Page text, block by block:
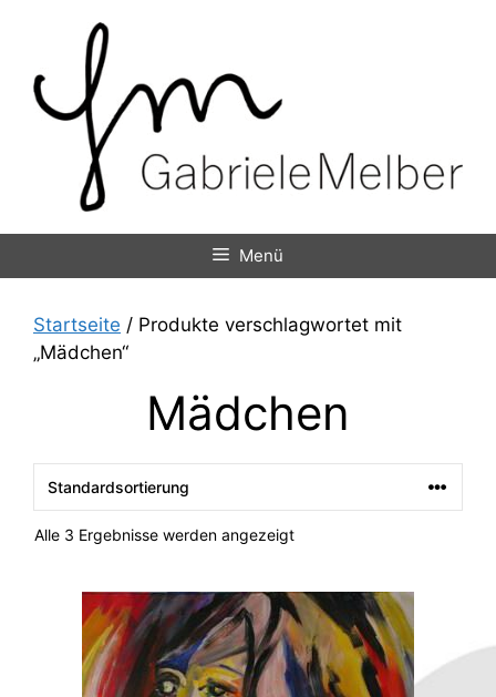
Menü
Startseite / Produkte verschlagwortet mit
„Mädchen“
Mädchen
Alle 3 Ergebnisse werden angezeigt